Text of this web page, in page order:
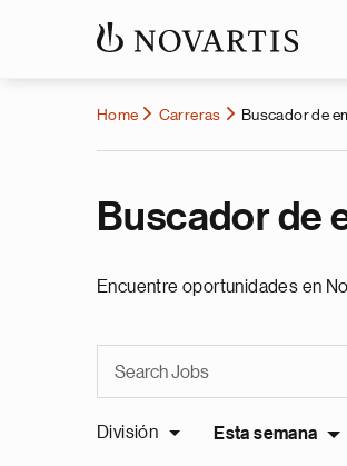
Home Carreras Buscador de
Buscador de
Encuentre oportunidades en
División Esta semana